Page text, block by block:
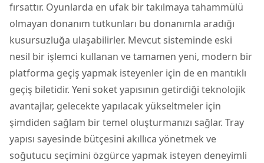
fırsattır. Oyunlarda en ufak bir takılmaya tahammülü
olmayan donanım tutkunları bu donanımla aradığı
kusursuzluğa ulaşabilirler. Mevcut sisteminde eski
nesil bir işlemci kullanan ve tamamen yeni, modern bir
platforma geçiş yapmak isteyenler için de en mantıklı
geçiş biletidir. Yeni soket yapısının getirdiği teknolojik
avantajlar, gelecekte yapılacak yükseltmeler için
şimdiden sağlam bir temel oluşturmanızı sağlar. Tray
yapısı sayesinde bütçesini akıllıca yönetmek ve
soğutucu seçimini özgürce yapmak isteyen deneyimli